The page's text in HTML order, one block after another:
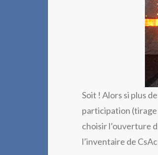
Soit ! Alors si plus
participation (tirage
choisir l’ouverture
l’inventaire de